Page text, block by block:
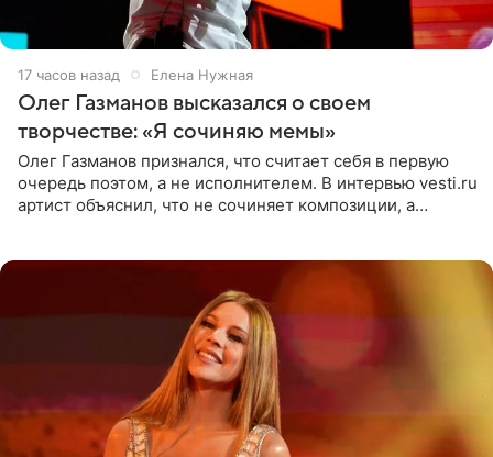
17 часов назад Елена Нужная
Олег Газманов высказался о своем
творчестве: «Я сочиняю мемы»
Олег Газманов признался, что считает себя в первую
очередь поэтом, а не исполнителем. В интервью vesti.ru
артист объяснил, что не сочиняет композиции, а